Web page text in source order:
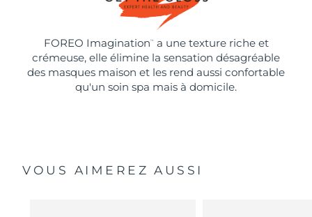
FOREO Imagination ™
a une texture riche et
crémeuse, elle élimine la sensation désagréable
des masques maison et les rend aussi confortable
qu'un soin spa mais à domicile.
VOUS AIMEREZ AUSSI